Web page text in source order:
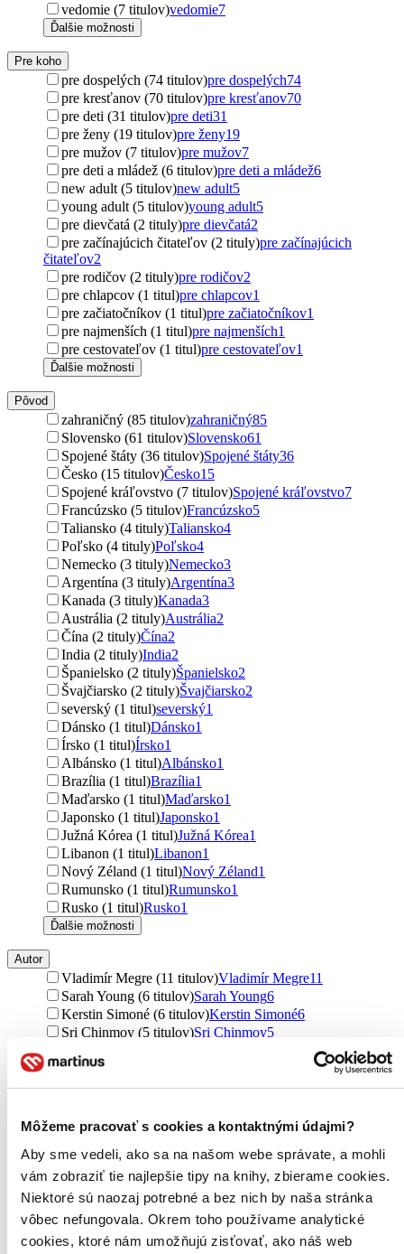
Môžeme pracovať s cookies a kontaktnými údajmi?
Aby sme vedeli, ako sa na našom webe správate, a mohli
vám zobraziť tie najlepšie tipy na knihy, zbierame cookies.
Niektoré sú naozaj potrebné a bez nich by naša stránka
vôbec nefungovala. Okrem toho používame analytické
cookies, ktoré nám umožňujú zisťovať, ako náš web
vedomie (7 titulov)vedomie7
Ďalšie možnosti
Pre koho
pre dospelých (74 titulov)pre dospelých74
pre kresťanov (70 titulov)pre kresťanov70
pre deti (31 titulov)pre deti31
pre ženy (19 titulov)pre ženy19
pre mužov (7 titulov)pre mužov7
pre deti a mládež (6 titulov)pre deti a mládež6
new adult (5 titulov)new adult5
young adult (5 titulov)young adult5
pre dievčatá (2 tituly)pre dievčatá2
pre začínajúcich čitateľov (2 tituly)pre začínajúcich
čitateľov2
pre rodičov (2 tituly)pre rodičov2
pre chlapcov (1 titul)pre chlapcov1
pre začiatočníkov (1 titul)pre začiatočníkov1
pre najmenších (1 titul)pre najmenších1
pre cestovateľov (1 titul)pre cestovateľov1
Ďalšie možnosti
Pôvod
zahraničný (85 titulov)zahraničný85
Slovensko (61 titulov)Slovensko61
Spojené štáty (36 titulov)Spojené štáty36
Česko (15 titulov)Česko15
Spojené kráľovstvo (7 titulov)Spojené kráľovstvo7
Francúzsko (5 titulov)Francúzsko5
Taliansko (4 tituly)Taliansko4
Poľsko (4 tituly)Poľsko4
Nemecko (3 tituly)Nemecko3
Argentína (3 tituly)Argentína3
Kanada (3 tituly)Kanada3
Austrália (2 tituly)Austrália2
Čína (2 tituly)Čína2
India (2 tituly)India2
Španielsko (2 tituly)Španielsko2
Švajčiarsko (2 tituly)Švajčiarsko2
severský (1 titul)severský1
Dánsko (1 titul)Dánsko1
Írsko (1 titul)Írsko1
Albánsko (1 titul)Albánsko1
Brazília (1 titul)Brazília1
Maďarsko (1 titul)Maďarsko1
Japonsko (1 titul)Japonsko1
Južná Kórea (1 titul)Južná Kórea1
Libanon (1 titul)Libanon1
Nový Zéland (1 titul)Nový Zéland1
Rumunsko (1 titul)Rumunsko1
Rusko (1 titul)Rusko1
Ďalšie možnosti
Autor
Vladimír Megre (11 titulov)Vladimír Megre11
Sarah Young (6 titulov)Sarah Young6
Kerstin Simoné (6 titulov)Kerstin Simoné6
Sri Chinmoy (5 titulov)Sri Chinmoy5
Soňa Vancáková (5 titulov)
5
Osho (4 tituly)Osho4
Don Miguel Ruiz (4 tituly)Don Miguel Ruiz4
Max Kašparů (3 tituly) Max Kašparů3
Pavel Hirax Baričák (3 tituly)Pavel Hirax Baričák3
Teodor Rosinský (3 tituly) Teodor Rosinský3
Jan van Helsing (3 tituly)
Jan van Helsing
Peter Čuřík (3 tituly)
Peter Čuřík
Alexander Loyd (3 tituly) Alexander Loyd3